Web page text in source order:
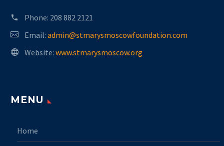
Phone: 208 882 2121
Email: admin@stmarysmoscowfoundation.com
Website: www.stmarysmoscow.org
MENU
Home